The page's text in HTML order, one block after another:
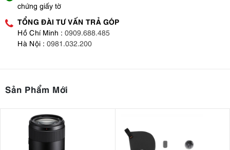
chứng giấy tờ
TỔNG ĐÀI TƯ VẤN TRẢ GÓP
Hồ Chí Minh : 0909.688.485
Hà Nội : 0981.032.200
Sản Phẩm Mới